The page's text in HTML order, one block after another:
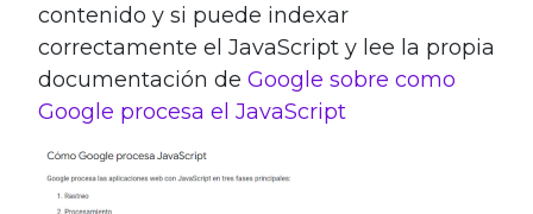
contenido y si puede indexar
correctamente el JavaScript y lee la propia
documentación de Google sobre como
Google procesa el JavaScript